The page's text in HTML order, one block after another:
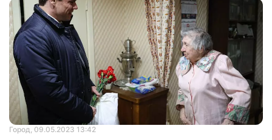
отделения партии, депутат Госдумы Сергей Боярский.
Напомним, что данная акция проходит по всей России на
протяжении более 10 лет.&nbsp;
Город, 09.05.2023 13:42